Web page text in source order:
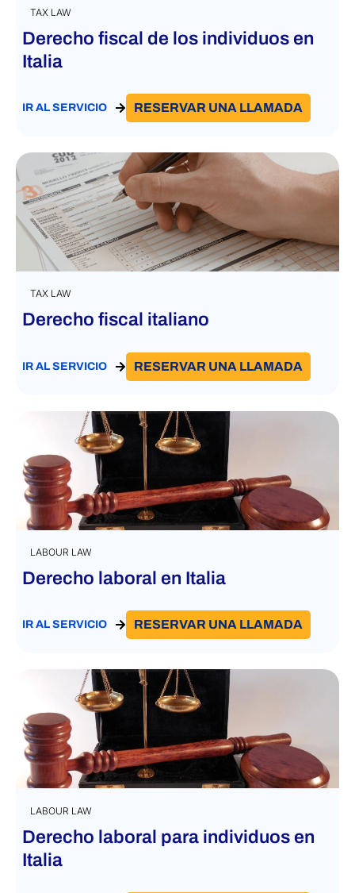
TAX LAW
Derecho fiscal de los individuos en
Italia
IR AL SERVICIO RESERVAR UNA LLAMADA
TAX LAW
Derecho fiscal italiano
IR AL SERVICIO RESERVAR UNA LLAMADA
LABOUR LAW
Derecho laboral en Italia
IR AL SERVICIO RESERVAR UNA LLAMADA
LABOUR LAW
Derecho laboral para individuos en
Italia